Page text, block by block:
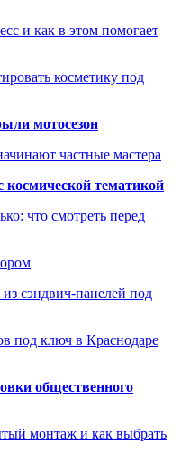
и как в этом помогает
косметику под
мотосезон
частные мастера
космической тематикой
что смотреть перед
из сэндвич-панелей под
под ключ в Краснодаре
общественного
монтаж и как выбрать